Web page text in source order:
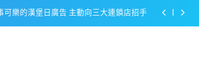
可樂的漢堡日廣告 主動向三大連鎖店招手